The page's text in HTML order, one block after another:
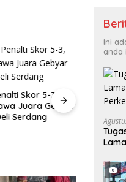
Skor 5-3,
Juara Gebyar
Serdang
GERAK
Ini
anda